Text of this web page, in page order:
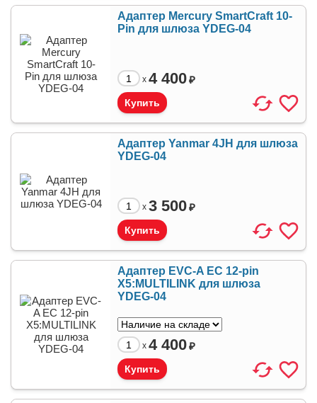
Адаптер Mercury SmartCraft 10-
Pin для шлюза YDEG-04
x 4 400₽
Адаптер Yanmar 4JH для шлюза
YDEG-04
x 3 500₽
Адаптер EVC-A EC 12-pin
X5:MULTILINK для шлюза
YDEG-04
x 4 400₽